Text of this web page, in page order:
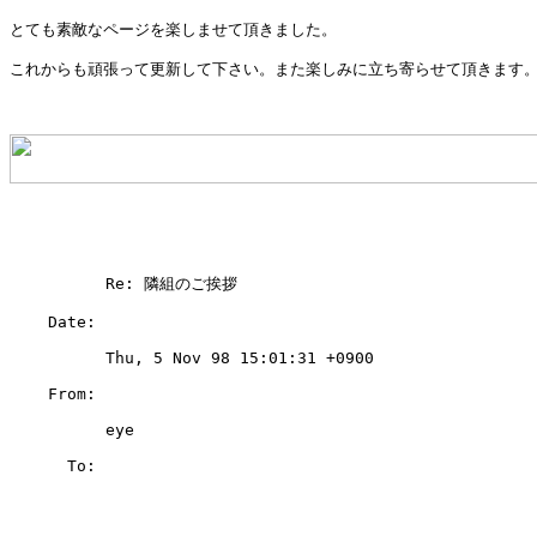
とても素敵なページを楽しませて頂きました。
これからも頑張って更新して下さい。また楽しみに立ち寄らせて頂きます
          Re: 隣組のご挨拶
    Date:
          Thu, 5 Nov 98 15:01:31 +0900
    From:
          eye
      To: